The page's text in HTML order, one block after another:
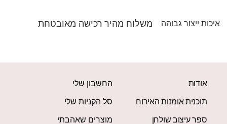
איכות ייצור גבוהה משלוח מהיר רכישה מאובטחת
אודות
תוכנית אומנות האירוח
ספר עיצוב שולחן
החשבון שלי
סל הקניות שלי
מוצרים שאהבתי